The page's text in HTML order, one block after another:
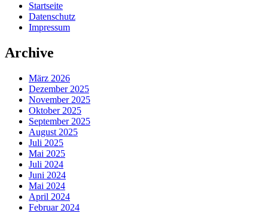
Startseite
Datenschutz
Impressum
Archive
März 2026
Dezember 2025
November 2025
Oktober 2025
September 2025
August 2025
Juli 2025
Mai 2025
Juli 2024
Juni 2024
Mai 2024
April 2024
Februar 2024